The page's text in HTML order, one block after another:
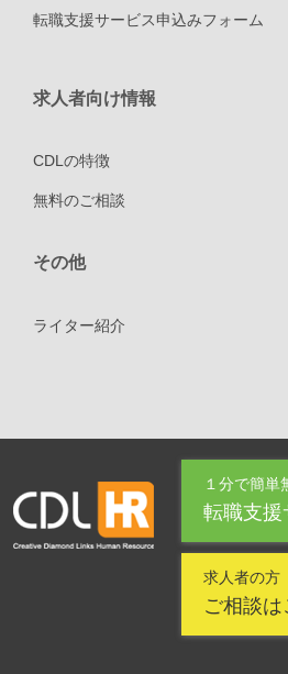
転職支援サービス申込みフォーム
求人者向け情報
CDLの特徴
無料のご相談
その他
ライター紹介
１分で簡単
転職支援
求人者の方
ご相談は